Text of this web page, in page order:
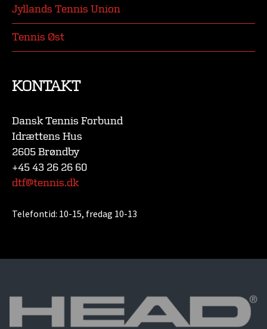
Jyllands Tennis Union
Tennis Øst
KONTAKT
Dansk Tennis Forbund
Idrættens Hus
2605 Brøndby
+45 43 26 26 60
dtf@tennis.dk
Telefontid: 10-15, fredag 10-13